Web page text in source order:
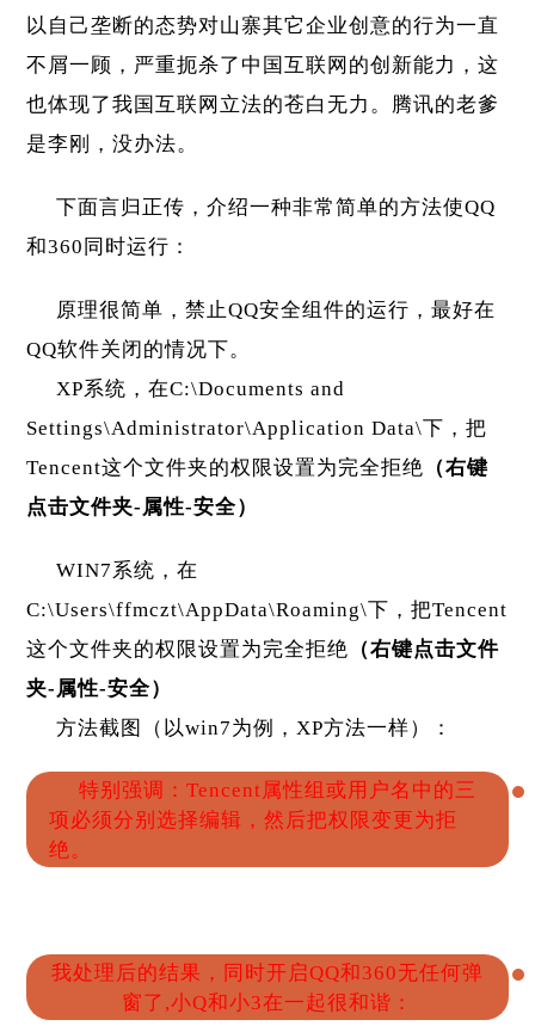
以自己垄断的态势对山寨其它企业创意的行为一直
不屑一顾，严重扼杀了中国互联网的创新能力，这
也体现了我国互联网立法的苍白无力。腾讯的老爹
是李刚，没办法。
下面言归正传，介绍一种非常简单的方法使QQ
和360同时运行：
原理很简单，禁止QQ安全组件的运行，最好在
QQ软件关闭的情况下。
XP系统，在C:\Documents and
Settings\Administrator\Application Data\下，把
Tencent这个文件夹的权限设置为完全拒绝 （右键
点击文件夹-属性-安全）
WIN7系统，在
C:\Users\ffmczt\AppData\Roaming\下，把Tencent
这个文件夹的权限设置为完全拒绝 （右键点击文件
夹-属性-安全）
方法截图（以win7为例，XP方法一样）：
特别强调：Tencent属性组或用户名中的三
项必须分别选择编辑，然后把权限变更为拒
绝。
我处理后的结果，同时开启QQ和360无任何弹
窗了,小Q和小3在一起很和谐：